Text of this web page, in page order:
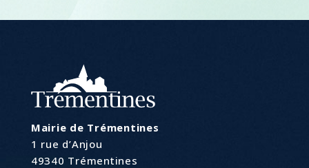
Mairie de Trémentines
1 rue d’Anjou
49340 Trémentines